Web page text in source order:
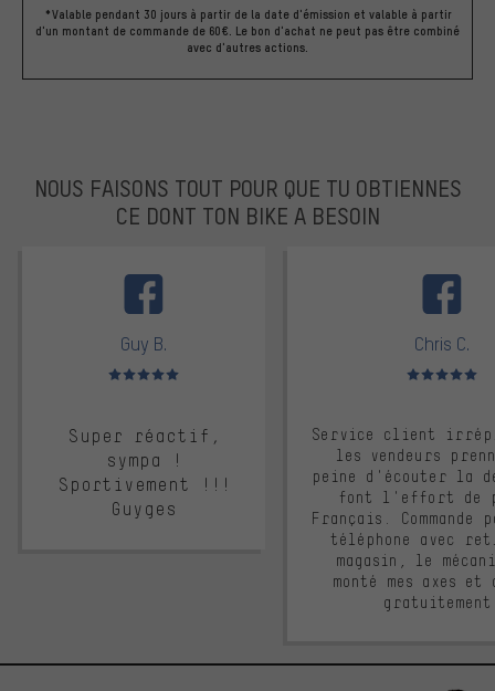
*Valable pendant 30 jours à partir de la date d'émission et valable à partir
d'un montant de commande de 60€. Le bon d'achat ne peut pas être combiné
avec d'autres actions.
NOUS FAISONS TOUT POUR QUE TU OBTIENNES
CE DONT TON BIKE A BESOIN
Guy B.
Note moyenne : 5 sur 5
Super réactif,
sympa !
Sportivement !!!
Guyges
Chris C.
Note moyenne :
Service client
les vendeurs
peine d'écouter la
font l'effort de
Français. Commande
téléphone avec
magasin, le
monté mes axes et